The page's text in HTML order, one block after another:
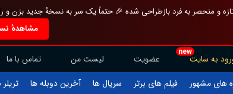
تازه و منحصر به فرد بازطراحی شده 🎉 حتماً یک سر به نسخهٔ جدید
مشاهدهٔ
new
به سایت عضویت لیست من
تماس با ما
های مشهور فیلم های برتر سریال ها آخرین دوبله ها